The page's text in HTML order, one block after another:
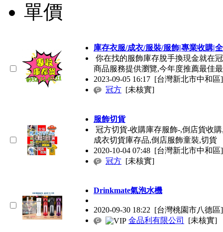
單價
庫存衣服/成衣/服裝/服飾|專業收購|
你在找的服飾庫存脫手換現金就在
商品服務提供瀏覽,今年度推薦最佳
2023-09-05 16:17 [台灣新北市中和區]
冠方 [未核實]
服飾切貨
冠方切貨-收購庫存服飾-,倒店貨收
成衣切貨庫存品,倒店服飾童裝,切貨
2020-10-04 07:48 [台灣新北市中和區]
冠方 [未核實]
Drinkmate氣泡水機
2020-09-30 18:22 [台灣桃園市八德區]
金品利有限公司
[未核實]